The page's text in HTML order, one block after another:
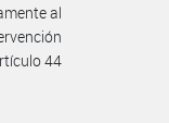
al
44